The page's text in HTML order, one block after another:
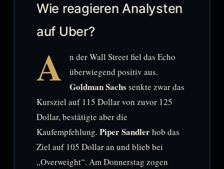
Wie reagieren Analysten
auf Uber?
A
n der Wall Street fiel das Echo
überwiegend positiv aus.
Goldman Sachs senkte zwar das
Kursziel auf 115 Dollar von zuvor 125
Dollar, bestätigte aber die
Kaufempfehlung. Piper Sandlerhob das
Ziel auf 105 Dollar an und blieb bei
„Overweight“. Am Donnerstag zogen